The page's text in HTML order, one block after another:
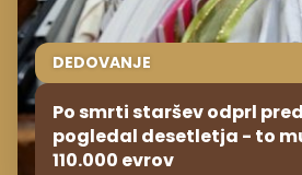
DEDOVANJE
Po smrti staršev odprl
pogledal desetletja - to
110.000 evrov